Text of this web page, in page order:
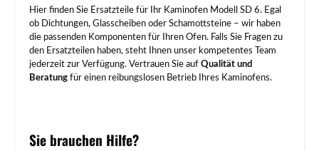
Hier finden Sie Ersatzteile für Ihr Kaminofen Modell SD 6. Egal
ob Dichtungen, Glasscheiben oder Schamottsteine – wir haben
die passenden Komponenten für Ihren Ofen. Falls Sie Fragen zu
den Ersatzteilen haben, steht Ihnen unser kompetentes Team
jederzeit zur Verfügung. Vertrauen Sie auf Qualität und
Beratung für einen reibungslosen Betrieb Ihres Kaminofens.
Sie brauchen Hilfe?